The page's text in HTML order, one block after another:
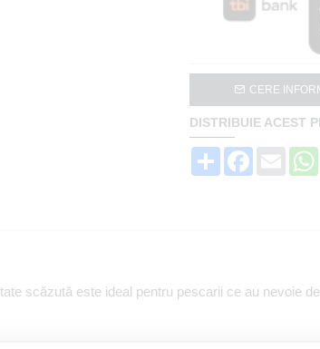
CERE
DISTRIBUIE ACEST
Share Facebook
Email
scăzută este ideal pentru pescarii ce au nevoie